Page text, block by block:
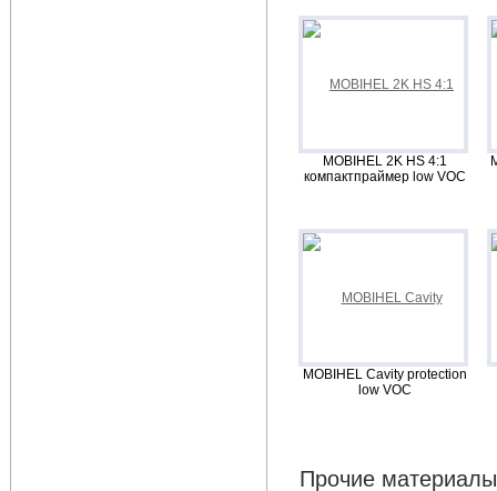
MOBIHEL 2K HS 4:1
компактпраймер low VOC
MOBIHEL Cavity protection
low VOC
Прочие